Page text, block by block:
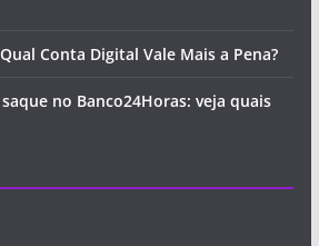
Conta Digital Vale Mais a Pena?
no Banco24Horas: veja quais